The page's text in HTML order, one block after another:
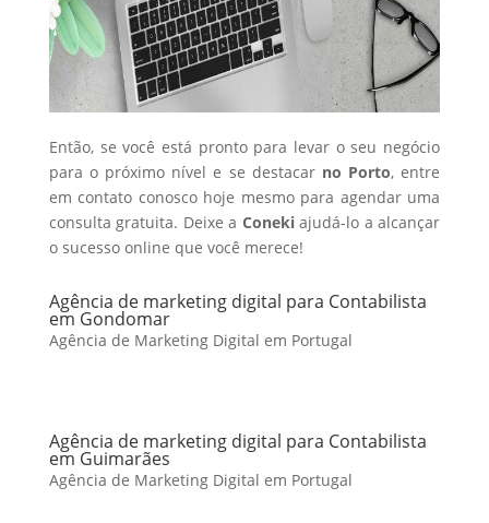
Então, se você está pronto para levar o seu negócio
para o próximo nível e se destacar no Porto, entre
em contato conosco hoje mesmo para agendar uma
consulta gratuita. Deixe a Conekiajudá-lo a alcançar
o sucesso online que você merece!
Agência de marketing digital para Contabilista
em Gondomar
Agência de Marketing Digital em Portugal
Agência de marketing digital para Contabilista
em Guimarães
Agência de Marketing Digital em Portugal